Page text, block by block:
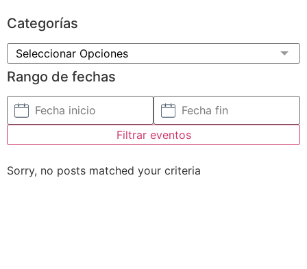
Categorías
Seleccionar Opciones
Rango de fechas
Filtrar eventos
Sorry, no posts matched your criteria